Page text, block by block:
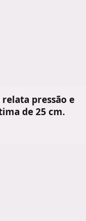
pressão e
de 25 cm.